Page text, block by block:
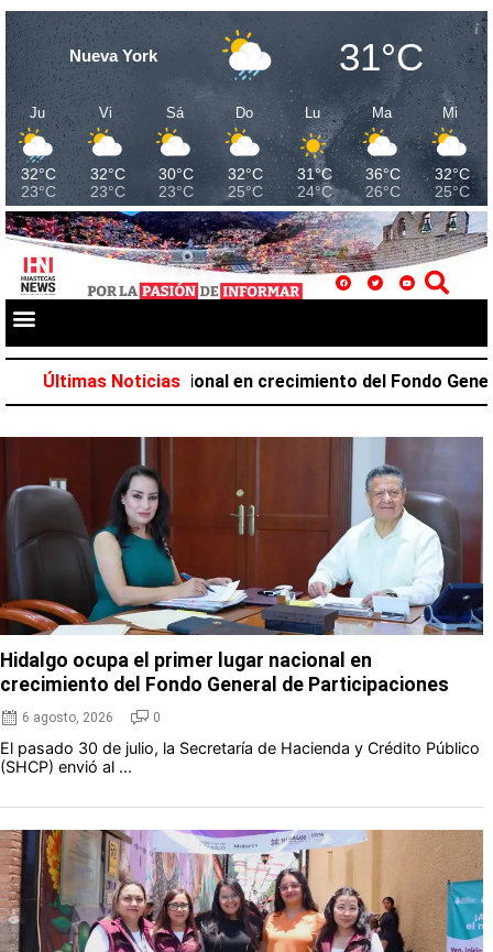
Nueva York 31°C
Ju
32°C
23°C
Vi
32°C
23°C
Sá
30°C
23°C
Do
32°C
25°C
Lu
31°C
24°C
Ma
36°C
26°C
Mi
32°C
25°C
Últimas Noticias
lugar nacional en crecimiento del Fondo General de
Hidalgo ocupa el primer lugar nacional en
crecimiento del Fondo General de Participaciones
6 agosto, 2026 0
El pasado 30 de julio, la Secretaría de Hacienda y Crédito Público
(SHCP) envió al ...